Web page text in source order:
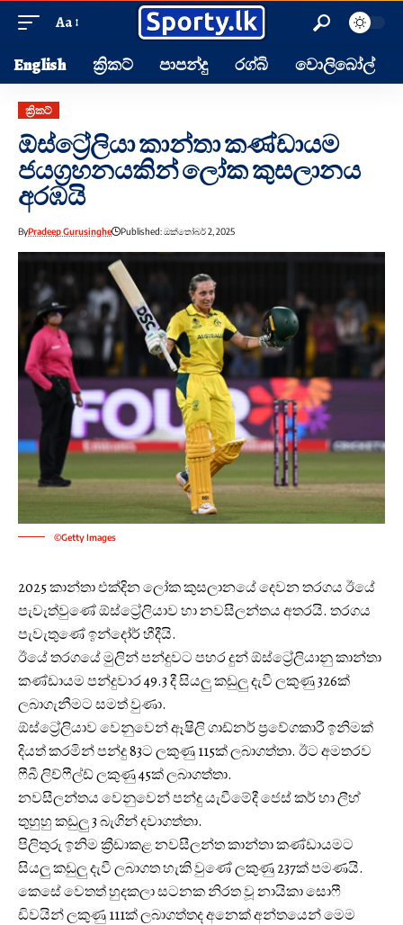
Aa
English ක්‍රිකට් පාපන්දු රග්බි වොලිබෝල්
ක්‍රිකට්
ඕස්ට්‍රේලියා කාන්තා කණ්ඩායම
ජයග්‍රහනයකින් ලෝක කුසලානය
අරඹයි
ByPradeep Gurusinghe Published: ඔක්තෝබර් 2, 2025
©Getty Images
2025 කාන්තා එක්දින ලෝක කුසලානයේ දෙවන තරගය ඊයේ
පැවැත්වුණේ ඕස්ට්‍රේලියාව හා නවසීලන්තය අතරයි. තරගය
පැවැතුණේ ඉන්දෝර් හීදීයි.
ඊයේ තරගයේ මුලින් පන්දුවට පහර දුන් ඕස්ට්‍රේලියානු කාන්තා
කණ්ඩායම පන්දුවාර 49.3 දී සියලු කඩුලු දැවී ලකුණු 326ක්
ලබාගැනීමට සමත් වුණා.
ඕස්ට්‍රේලියාව වෙනුවෙන් ඈෂිලි ගාඩ්නර් ප්‍රවේගකාරී ඉනිමක්
දියත් කරමින් පන්දු 83ට ලකුණු 115ක් ලබාගත්තා. ඊට අමතරව
ෆීබී ලිච්ෆීල්ඩ් ලකුණු 45ක් ලබාගත්තා.
නවසීලන්තය වෙනුවෙන් පන්දු යැවීමේදී ජෙස් කර් හා ලීහ්
තුහුහු කඩුලු 3 බැගින් දවාගත්තා.
පිලිතුරු ඉනිම ක්‍රීඩාකළ නවසීලන්ත කාන්තා කණ්ඩායමට
සියලු කඩුලු දැවී ලබාගත හැකි වුණේ ලකුණු 237ක් පමණයි.
කෙසේ වෙතත් හුදකලා සටනක නිරත වූ නායිකා සොෆී
ඩිවයින් ලකුණු 111ක් ලබාගත්තද අනෙක් අන්තයෙන් මෙම